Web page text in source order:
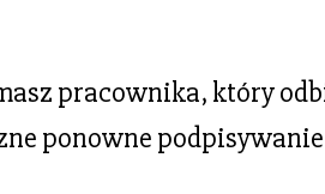
pracownika, który
ponowne